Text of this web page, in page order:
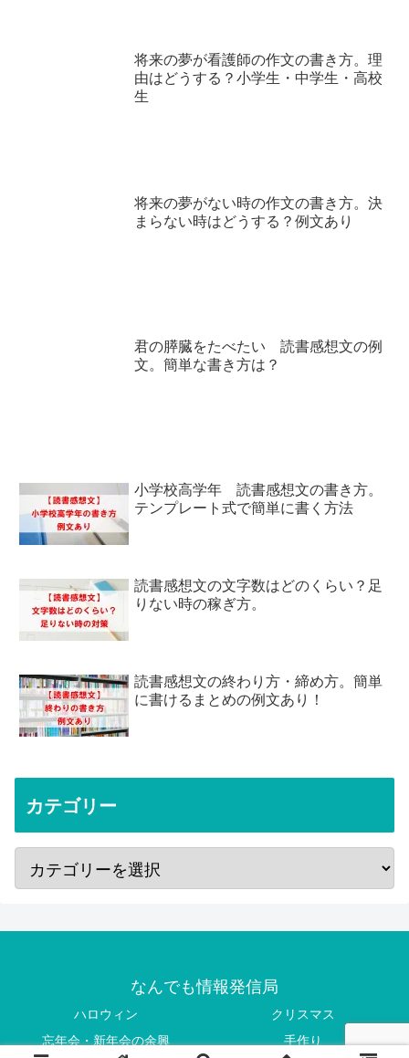
将来の夢が看護師の作文の書き方。理
由はどうする？小学生・中学生・高校
生
将来の夢がない時の作文の書き方。決
まらない時はどうする？例文あり
君の膵臓をたべたい 読書感想文の例
文。簡単な書き方は？
小学校高学年 読書感想文の書き方。
テンプレート式で簡単に書く方法
読書感想文の文字数はどのくらい？足
りない時の稼ぎ方。
読書感想文の終わり方・締め方。簡単
に書けるまとめの例文あり！
カテゴリー
なんでも情報発信局
ハロウィン
クリスマス
忘年会・新年会の余興
手作り